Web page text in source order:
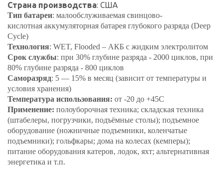
Страна производства: США
Тип батареи: малообслуживаемая свинцово-
кислотная аккумуляторная батарея глубокого разряда (Deep
Cycle)
Технология: WET, Flooded – АКБ с жидким электролитом
Срок службы: при 30% глубине разряда - 2000 циклов, при
80% глубине разряда - 800 циклов
Саморазряд: 5 — 15% в месяц (зависит от температуры и
условия хранения)
Температура использования: от -20 до +45С
Применение: полоуборочная техника; складская техника
(штабелеры, погрузчики, подъёмные столы); подъемное
оборудование (ножничные подъемники, коленчатые
подъемники); гольфкары; дома на колесах (кемперы);
питание оборудования катеров, лодок, яхт; альтернативная
энергетика и т.п.